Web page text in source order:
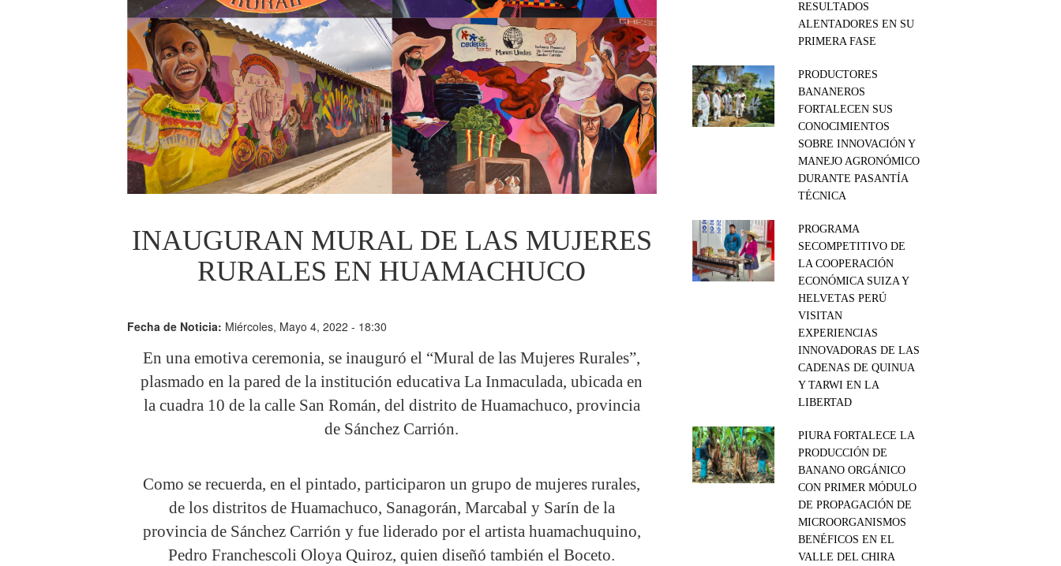
INAUGURAN MURAL DE LAS MUJERES
RURALES EN HUAMACHUCO
Fecha de Noticia: Miércoles, Mayo 4, 2022 - 18:30
En una emotiva ceremonia, se inauguró el “Mural de las Mujeres Rurales”,
plasmado en la pared de la institución educativa La Inmaculada, ubicada en
la cuadra 10 de la calle San Román, del distrito de Huamachuco, provincia
de Sánchez Carrión.
Como se recuerda, en el pintado, participaron un grupo de mujeres rurales,
de los distritos de Huamachuco, Sanagorán, Marcabal y Sarín de la
provincia de Sánchez Carrión y fue liderado por el artista huamachuquino,
Pedro Franchescoli Oloya Quiroz, quien diseñó también el Boceto.
RESULTADOS
ALENTADORES EN SU
PRIMERA FASE
PRODUCTORES
BANANEROS
FORTALECEN SUS
CONOCIMIENTOS
SOBRE INNOVACIÓN Y
MANEJO AGRONÓMICO
DURANTE PASANTÍA
TÉCNICA
PROGRAMA
SECOMPETITIVO DE
LA COOPERACIÓN
ECONÓMICA SUIZA Y
HELVETAS PERÚ
VISITAN
EXPERIENCIAS
INNOVADORAS DE LAS
CADENAS DE QUINUA
Y TARWI EN LA
LIBERTAD
PIURA FORTALECE LA
PRODUCCIÓN DE
BANANO ORGÁNICO
CON PRIMER MÓDULO
DE PROPAGACIÓN DE
MICROORGANISMOS
BENÉFICOS EN EL
VALLE DEL CHIRA